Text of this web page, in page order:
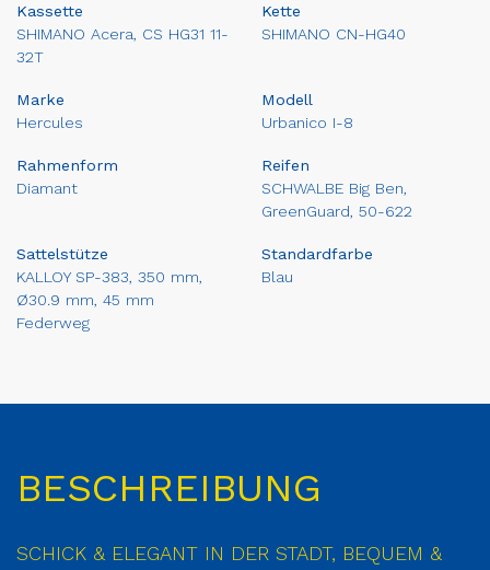
Kassette
SHIMANO Acera, CS HG31 11-
32T
Kette
SHIMANO CN-HG40
Marke
Hercules
Modell
Urbanico I-8
Rahmenform
Diamant
Reifen
SCHWALBE Big Ben,
GreenGuard, 50-622
Sattelstütze
KALLOY SP-383, 350 mm,
Ø30.9 mm, 45 mm
Federweg
Standardfarbe
Blau
BESCHREIBUNG
SCHICK & ELEGANT IN DER STADT, BEQUEM &